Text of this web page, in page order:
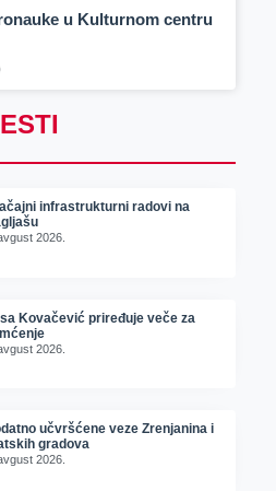
u Kulturnom centru
infrastrukturni radovi na
2026.
Kovačević priređuje veče za
2026.
učvršćene veze Zrenjanina i
gradova
2026.